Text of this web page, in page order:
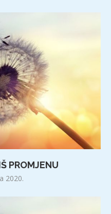
PROMJENU
2020.